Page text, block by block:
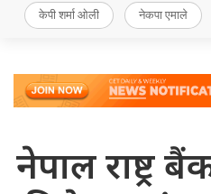
केपी शर्मा ओली नेकपा एमाले
नेपाल राष्ट्र